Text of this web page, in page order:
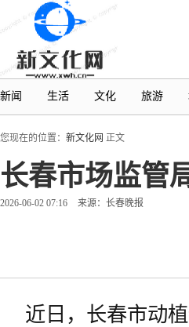
新闻 生活 文化 旅游
您现在的位置： 新文化网 正文
长春市场监管
2026-06-02 07:16 来源：长春晚报
近日，长春市动